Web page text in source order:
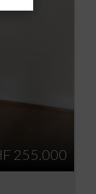
255.000